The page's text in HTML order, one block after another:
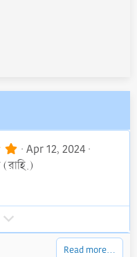
5
.
0
t
(
Apr 12, 2024
o
Read more…